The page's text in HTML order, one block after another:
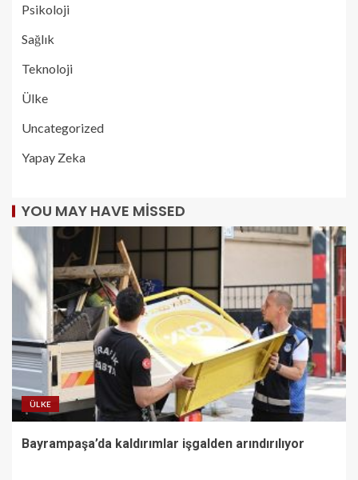
Psikoloji
Sağlık
Teknoloji
Ülke
Uncategorized
Yapay Zeka
YOU MAY HAVE MISSED
ÜLKE
Bayrampaşa’da kaldırımlar işgalden arındırılıyor